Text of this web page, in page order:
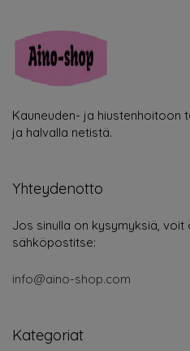
Kauneuden- ja
ja halvalla netistä.
Yhteydenotto
Jos sinulla on kysymyksiä,
sähköpostitse:
info@aino-shop.com
Kategoriat